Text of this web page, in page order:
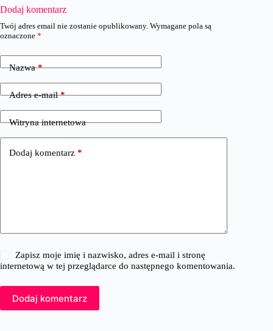
Dodaj komentarz
Twój adres email nie zostanie opublikowany. Wymagane pola są
oznaczone *
Nazwa*
Adres e-mail*
Witryna internetowa
Dodaj komentarz *
Zapisz moje imię i nazwisko, adres e-mail i stronę
internetową w tej przeglądarce do następnego komentowania.
Dodaj komentarz